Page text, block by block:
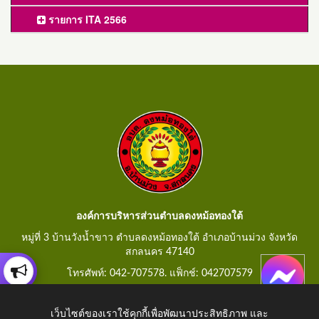
รายการ ITA 2566
องค์การบริหารส่วนตำบลดงหม้อทองใต้
หมู่ที่ 3 บ้านวังน้ำขาว ตำบลดงหม้อทองใต้ อำเภอบ้านม่วง จังหวัด
สกลนคร 47140
โทรศัพท์: 042-707578. แฟ็กช์: 042707579
เว็บไซต์ของเราใช้คุกกี้เพื่อพัฒนาประสิทธิภาพ และ